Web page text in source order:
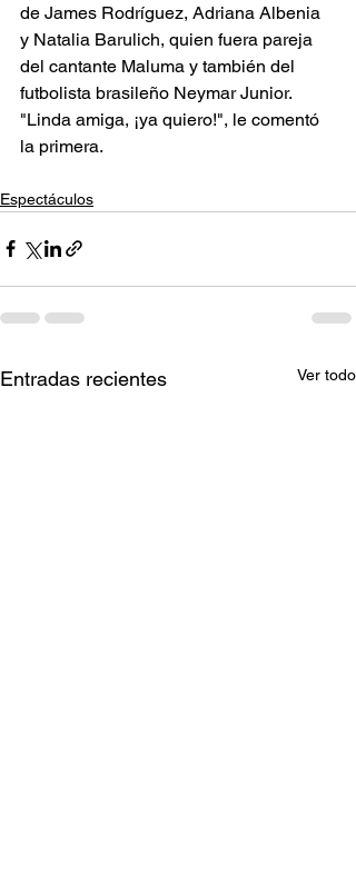
de James Rodríguez, Adriana Albenia
y Natalia Barulich, quien fuera pareja
del cantante Maluma y también del
futbolista brasileño Neymar Junior.
"Linda amiga, ¡ya quiero!", le comentó
la primera.
Espectáculos
Entradas recientes Ver todo